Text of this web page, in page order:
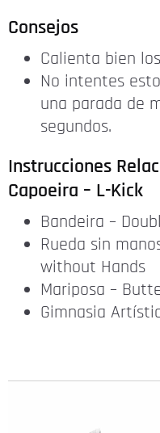
Consejos
Calienta bien
No intentes
una parada de
segundos.
Instrucciones
Capoeira – L-Kick
Bandeira –
Rueda sin
without Hands
Mariposa –
Gimnasia